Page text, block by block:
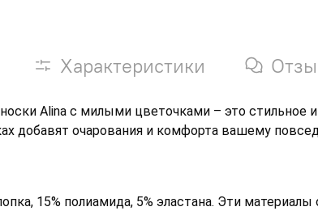
Характеристики
Alina с милыми цветочками – это стильное
добавят очарования и комфорта вашему
15% полиамида, 5% эластана. Эти